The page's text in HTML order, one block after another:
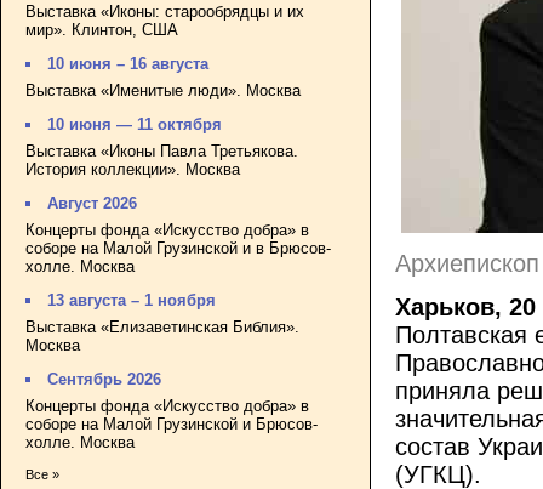
Выставка «Иконы: старообрядцы и их
мир». Клинтон, США
10 июня – 16 августа
Выставка «Именитые люди». Москва
10 июня — 11 октября
Выставка «Иконы Павла Третьякова.
История коллекции». Москва
Август 2026
Концерты фонда «Искусство добра» в
соборе на Малой Грузинской и в Брюсов-
холле. Москва
13 августа – 1 ноября
Выставка «Елизаветинская Библия».
Москва
Сентябрь 2026
Концерты фонда «Искусство добра» в
соборе на Малой Грузинской и Брюсов-
холле. Москва
Все »
Харьков,
Полтавская
приняла
состав
(УГКЦ).